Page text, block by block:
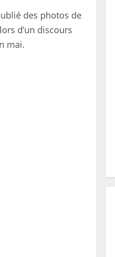
des photos de
d’un discours
mai.